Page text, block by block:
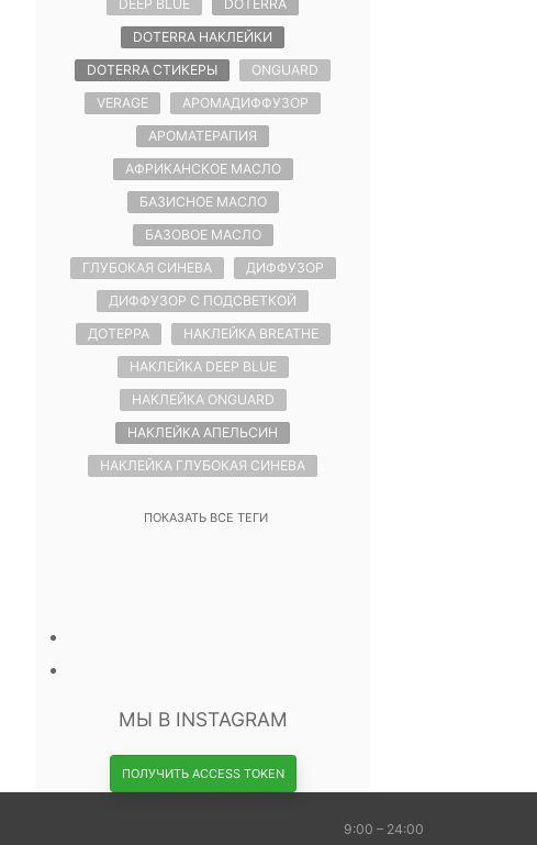
DEEP BLUE
DOTERRA
DOTERRA НАКЛЕЙКИ
DOTERRA СТИКЕРЫ
ONGUARD
VERAGE
АРОМАДИФФУЗОР
АРОМАТЕРАПИЯ
АФРИКАНСКОЕ МАСЛО
БАЗИСНОЕ МАСЛО
БАЗОВОЕ МАСЛО
ГЛУБОКАЯ СИНЕВА
ДИФФУЗОР
ДИФФУЗОР С ПОДСВЕТКОЙ
ДОТЕРРА
НАКЛЕЙКА BREATHE
НАКЛЕЙКА DEEP BLUE
НАКЛЕЙКА ONGUARD
НАКЛЕЙКА АПЕЛЬСИН
НАКЛЕЙКА ГЛУБОКАЯ СИНЕВА
ПОКАЗАТЬ ВСЕ ТЕГИ
МЫ В INSTAGRAM
ПОЛУЧИТЬ ACCESS TOKEN
9:00 – 24:00